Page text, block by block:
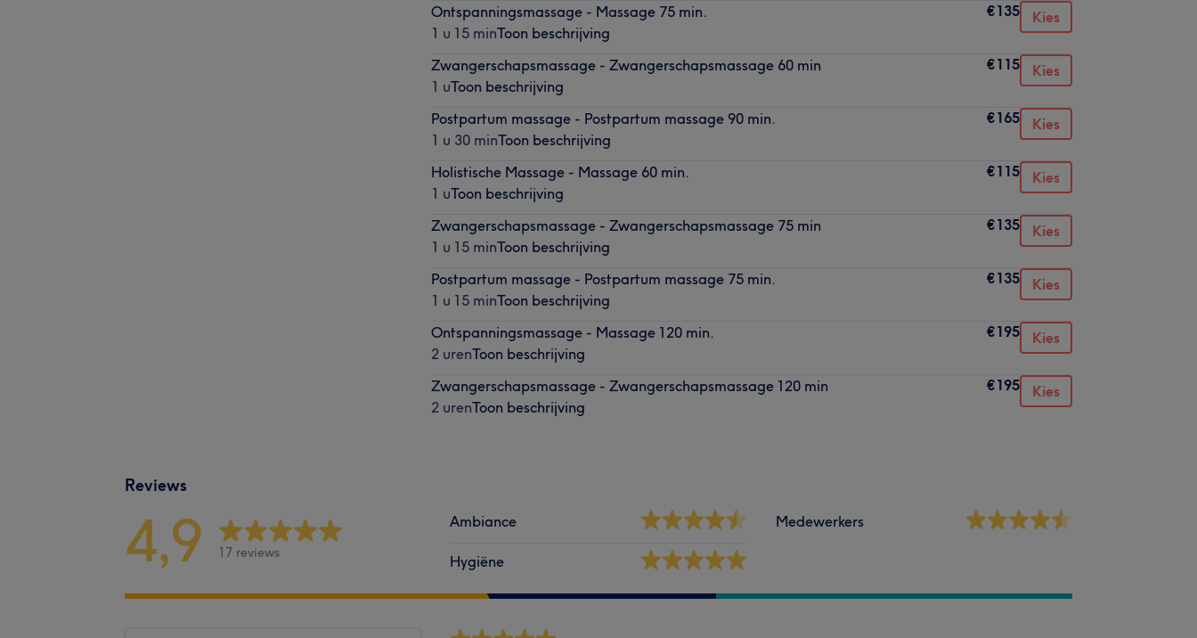
Ontspanningsmassage - Massage 75 min.
1 u 15 minToon beschrijving
€135 Kies
Zwangerschapsmassage - Zwangerschapsmassage 60 min
1 uToon beschrijving
€115 Kies
Postpartum massage - Postpartum massage 90 min.
1 u 30 minToon beschrijving
€165 Kies
Holistische Massage - Massage 60 min.
1 uToon beschrijving
€115 Kies
Zwangerschapsmassage - Zwangerschapsmassage 75 min
1 u 15 minToon beschrijving
€135 Kies
Postpartum massage - Postpartum massage 75 min.
1 u 15 minToon beschrijving
€135 Kies
Ontspanningsmassage - Massage 120 min.
2 urenToon beschrijving
€195 Kies
Zwangerschapsmassage - Zwangerschapsmassage 120 min
2 urenToon beschrijving
€195 Kies
Reviews
4,9 17 reviews
Ambiance
Hygiëne
Medewerkers